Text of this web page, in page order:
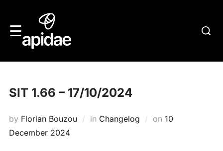
content
☰
Search
SIT 1.66 – 17/10/2024
by Florian Bouzou in Changelog on Posted
10
December 2024